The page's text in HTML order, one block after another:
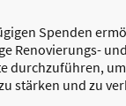
Spenden
Renovierungs- und
durchzuführen,
stärken und zu